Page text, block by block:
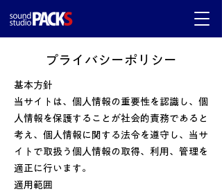
プライバシーポリシー
基本方針
当サイトは、個人情報の重要性を認識し、個
人情報を保護することが社会的責務であると
考え、個人情報に関する法令を遵守し、当サ
イトで取扱う個人情報の取得、利用、管理を
適正に行います。
適用範囲